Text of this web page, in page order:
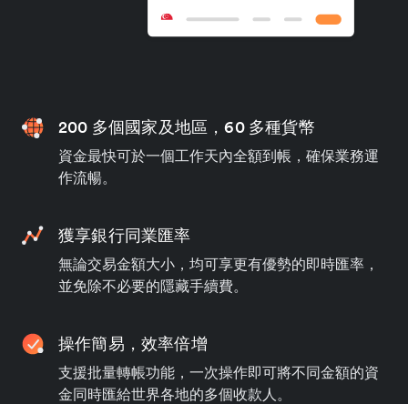
200 多個國家及地區，60 多種貨幣
資金最快可於一個工作天內全額到帳，確保業務運
作流暢。
獲享銀行同業匯率
無論交易金額大小，均可享更有優勢的即時匯率，
並免除不必要的隱藏手續費。
操作簡易，效率倍增
支援批量轉帳功能，一次操作即可將不同金額的資
金同時匯給世界各地的多個收款人。